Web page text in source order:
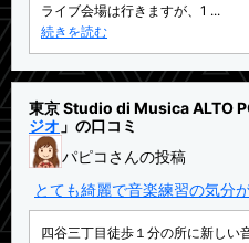
ライブ会場は行きますが、1 ...
続きを読む
東京 Studio di Musica ALTO
ジオ 」の口コミ
パピコさんの投稿
とても綺麗で音楽練習の気分
四谷三丁目徒歩１分の所に新しい